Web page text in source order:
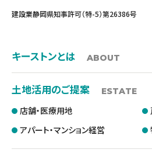
建設業静岡県知事許可（特-5）第26386号
キーストンとは ABOUT
土地活用のご提案 ESTATE
店舗・医療用地
アパート・マンション経営